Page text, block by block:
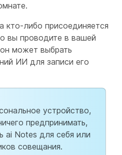
кто-либо присоединяется
вы проводите в вашей
может выбрать
ИИ для записи его
устройство,
предпринимать,
ai Notes для себя или
совещания.